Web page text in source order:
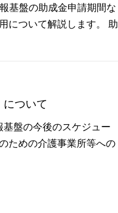
基盤の助成金申請期間な
について解説します。 助
ついて
盤の今後のスケジュー
ための介護事業所等への